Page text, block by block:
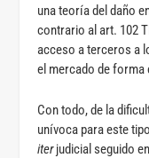
una teoría del daño
contrario al art. 102
acceso a terceros a
el mercado de forma
Con todo, de la
unívoca para este
iterjudicial seguido